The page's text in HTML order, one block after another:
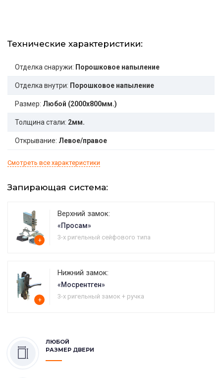
Технические характеристики:
Отделка снаружи: Порошковое напыление
Отделка внутри: Порошковое напыление
Размер: Любой (2000x800мм.)
Толщина стали: 2мм.
Открывание: Левое/правое
Смотреть все характеристики
Запирающая система:
+
Верхний замок:
«Просам»
3-х ригельный сейфового типа
+
Нижний замок:
«Мосрентген»
3-х ригельный замок + ручка
ЛЮБОЙ
РАЗМЕР ДВЕРИ